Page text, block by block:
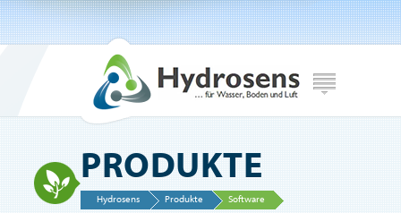
PRODUKTE
Hydrosens Produkte Software